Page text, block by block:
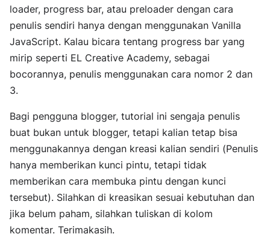
loader, progress bar, atau preloader dengan cara
penulis sendiri hanya dengan menggunakan Vanilla
JavaScript. Kalau bicara tentang progress bar yang
mirip seperti EL Creative Academy, sebagai
bocorannya, penulis menggunakan cara nomor 2 dan
3.
Bagi pengguna blogger, tutorial ini sengaja penulis
buat bukan untuk blogger, tetapi kalian tetap bisa
menggunakannya dengan kreasi kalian sendiri (Penulis
hanya memberikan kunci pintu, tetapi tidak
memberikan cara membuka pintu dengan kunci
tersebut). Silahkan di kreasikan sesuai kebutuhan dan
jika belum paham, silahkan tuliskan di kolom
komentar. Terimakasih.